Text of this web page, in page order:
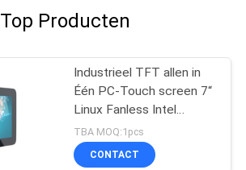
Top Producten
Industrieel TFT allen in
Één PC-Touch screen 7“
Linux Fanless Intel
J1900/Z8350
TBA MOQ:1pcs
CONTACT